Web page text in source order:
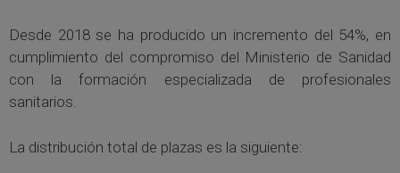
Desde 2018 se ha producido un incremento del 54%, en
cumplimiento del compromiso del Ministerio de Sanidad
con la formación especializada de profesionales
sanitarios.
La distribución total de plazas es la siguiente: